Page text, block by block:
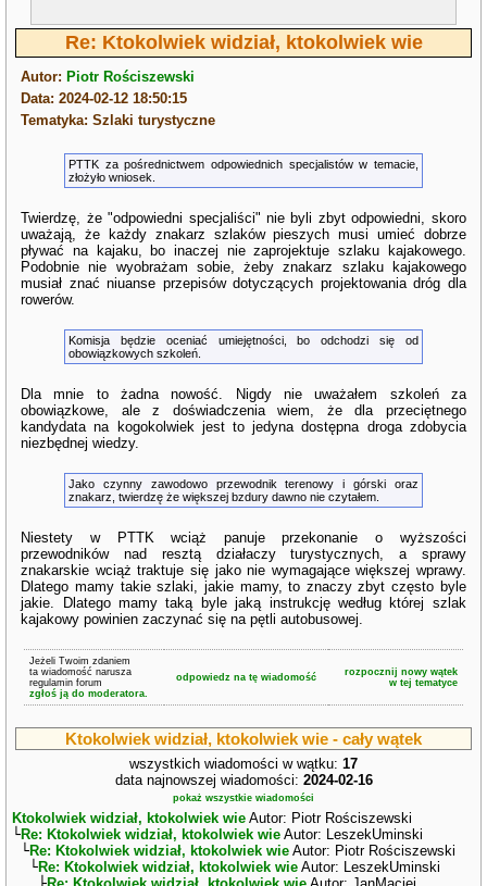
Re: Ktokolwiek widział, ktokolwiek wie
Autor: Piotr Rościszewski
Data: 2024-02-12 18:50:15
Tematyka: Szlaki turystyczne
PTTK za pośrednictwem odpowiednich specjalistów w temacie,
złożyło wniosek.
Twierdzę, że "odpowiedni specjaliści" nie byli zbyt odpowiedni, skoro
uważają, że każdy znakarz szlaków pieszych musi umieć dobrze
pływać na kajaku, bo inaczej nie zaprojektuje szlaku kajakowego.
Podobnie nie wyobrażam sobie, żeby znakarz szlaku kajakowego
musiał znać niuanse przepisów dotyczących projektowania dróg dla
rowerów.
Komisja będzie oceniać umiejętności, bo odchodzi się od
obowiązkowych szkoleń.
Dla mnie to żadna nowość. Nigdy nie uważałem szkoleń za
obowiązkowe, ale z doświadczenia wiem, że dla przeciętnego
kandydata na kogokolwiek jest to jedyna dostępna droga zdobycia
niezbędnej wiedzy.
Jako czynny zawodowo przewodnik terenowy i górski oraz
znakarz, twierdzę że większej bzdury dawno nie czytałem.
Niestety w PTTK wciąż panuje przekonanie o wyższości
przewodników nad resztą działaczy turystycznych, a sprawy
znakarskie wciąż traktuje się jako nie wymagające większej wprawy.
Dlatego mamy takie szlaki, jakie mamy, to znaczy zbyt często byle
jakie. Dlatego mamy taką byle jaką instrukcję według której szlak
kajakowy powinien zaczynać się na pętli autobusowej.
Jeżeli Twoim zdaniem
ta wiadomość narusza
regulamin forum
zgłoś ją do moderatora.
odpowiedz na tę wiadomość
rozpocznij nowy wątek
w tej tematyce
Ktokolwiek widział, ktokolwiek wie - cały wątek
wszystkich wiadomości w wątku: 17
data najnowszej wiadomości: 2024-02-16
pokaż wszystkie wiadomości
Ktokolwiek widział, ktokolwiek wie Autor: Piotr Rościszewski
└Re: Ktokolwiek widział, ktokolwiek wie Autor: LeszekUminski
└Re: Ktokolwiek widział, ktokolwiek wie Autor: Piotr Rościszewski
└Re: Ktokolwiek widział, ktokolwiek wie Autor: LeszekUminski